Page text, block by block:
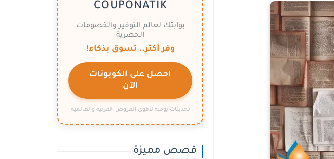
COUPONATIK
بوابتك لعالم التوفير والخصومات
الحصرية
وفر أكثر.. تسوق بذكاء!
احصل على الكوبونات
الآن
تحديثات يومية لأقوى العروض العربية والعالمية
قصص مميزة